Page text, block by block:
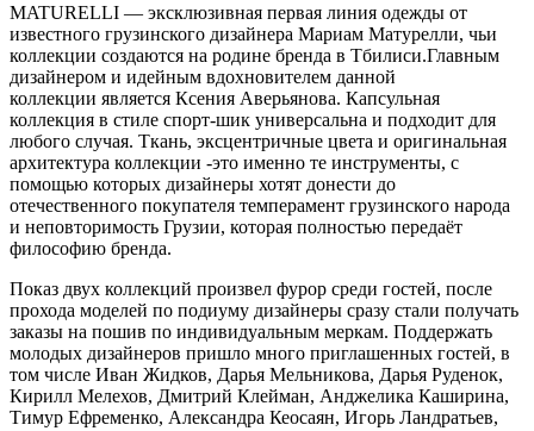
MATURELLI — эксклюзивная первая линия одежды от
известного грузинского дизайнера Мариам Матурелли, чьи
коллекции создаются на родине бренда в Тбилиси.Главным
дизайнером и идейным вдохновителем данной
коллекции является Ксения Аверьянова. Капсульная
коллекция в стиле спорт-шик универсальна и подходит для
любого случая. Ткань, эксцентричные цвета и оригинальная
архитектура коллекции -это именно те инструменты, с
помощью которых дизайнеры хотят донести до
отечественного покупателя темперамент грузинского народа
и неповторимость Грузии, которая полностью передаёт
философию бренда.
Показ двух коллекций произвел фурор среди гостей, после
прохода моделей по подиуму дизайнеры сразу стали получать
заказы на пошив по индивидуальным меркам. Поддержать
молодых дизайнеров пришло много приглашенных гостей, в
том числе Иван Жидков, Дарья Мельникова, Дарья Руденок,
Кирилл Мелехов, Дмитрий Клейман, Анджелика Каширина,
Тимур Ефременко, Александра Кеосаян, Игорь Ландратьев,